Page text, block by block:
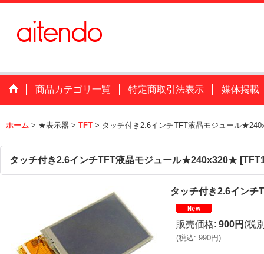
商品カテゴリ一覧 特定商取引法表示 媒体掲載
ホーム > ★表示器 > TFT > タッチ付き2.6インチTFT液晶モジュール
タッチ付き2.6インチTFT液晶モジュール★240x320★ [
タッチ付き2.6イン
販売価格: 900円 (税
(税込: 990円)